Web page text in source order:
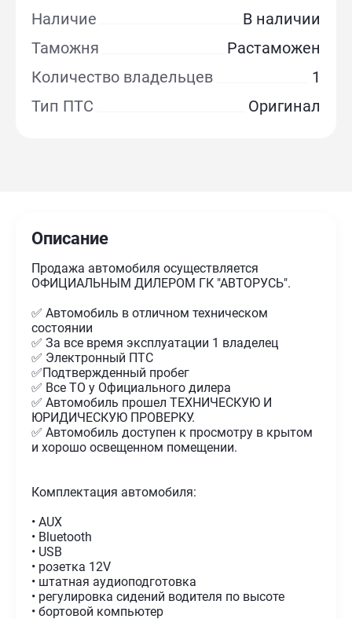
Наличие
В наличии
Таможня
Растаможен
Количество владельцев
1
Тип ПТС
Оригинал
Описание
Продажа автомобиля осуществляется
ОФИЦИАЛЬНЫМ ДИЛЕРОМ ГК "АВТОРУСЬ".
✅ Автомобиль в отличном техническом
состоянии
✅ За все время эксплуатации 1 владелец
✅ Электронный ПТС
✅Подтвержденный пробег
✅ Все ТО у Официального дилера
✅ Автомобиль прошел ТЕХНИЧЕСКУЮ И
ЮРИДИЧЕСКУЮ ПРОВЕРКУ.
✅ Автомобиль доступен к просмотру в крытом
и хорошо освещенном помещении.
Комплектация автомобиля:
• AUX
• Bluetooth
• USB
• розетка 12V
• штатная аудиоподготовка
• регулировка сидений водителя по высоте
• бортовой компьютер